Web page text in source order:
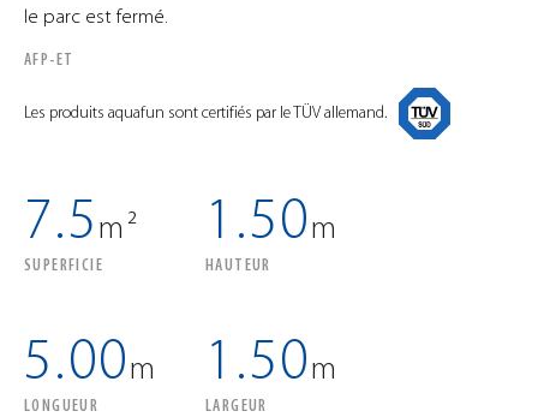
le parc est fermé.
AFP-ET
Les produits aquafun sont certifiés par le TÜV allemand.
7.5 m²
SUPERFICIE
1.50m
HAUTEUR
5.00m
LONGUEUR
1.50m
LARGEUR